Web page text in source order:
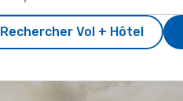
Rechercher Vol + Hôtel